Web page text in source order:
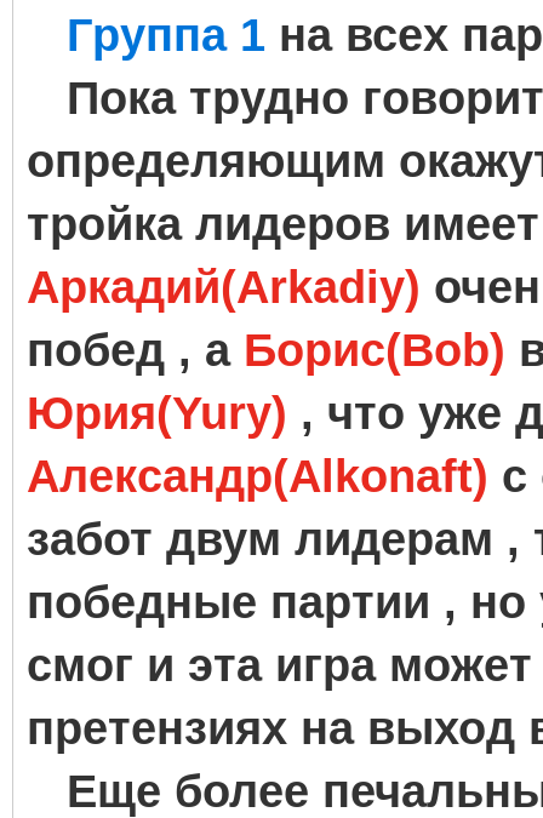
Группа 1 на всех
Пока трудно
определяющим
тройка лидеров
Аркадий(Arkadiy)
побед , а Борис(Bob)
Юрия(Yury) , что уже
Александр(Alkonaft) с
забот двум лидерам ,
победные партии ,
смог и эта игра
претензиях на выход
Еще более